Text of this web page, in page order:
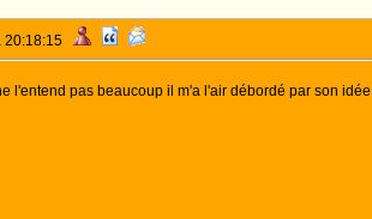
20:18:15
l'entend pas beaucoup il m'a l'air débordé par son idée